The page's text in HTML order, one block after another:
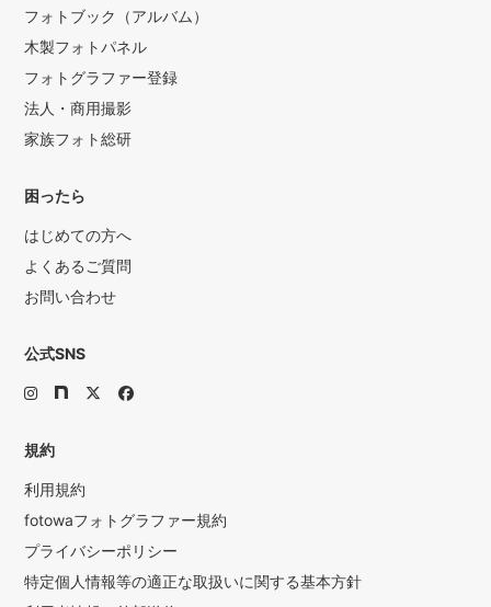
フォトブック（アルバム）
木製フォトパネル
フォトグラファー登録
法人・商用撮影
家族フォト総研
困ったら
はじめての方へ
よくあるご質問
お問い合わせ
公式SNS
規約
利用規約
fotowaフォトグラファー規約
プライバシーポリシー
特定個人情報等の適正な取扱いに関する基本方針